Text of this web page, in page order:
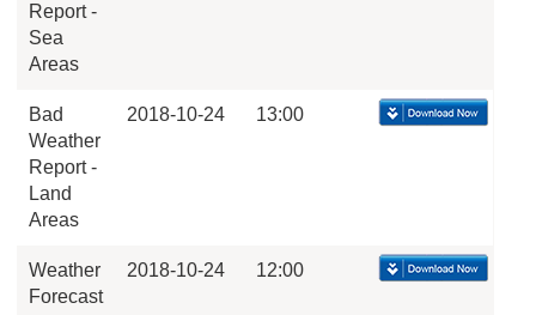
Report -
Sea
Areas
Bad
Weather
Report -
Land
Areas
2018-10-24 13:00
Weather
Forecast
2018-10-24 12:00